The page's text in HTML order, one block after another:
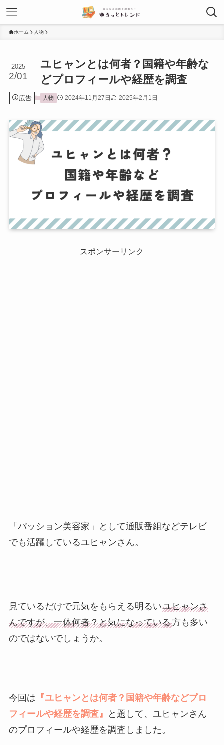
ホーム 人物
ユヒャンとは何者？国籍や年齢な
どプロフィールや経歴を調査
2025
2/01
広告 人物 2024年11月27日 2025年2月1日
スポンサーリンク
「パッション美容家」として通販番組などテレビ
でも活躍しているユヒャンさん。
見ているだけで元気をもらえる明るいユヒャンさ
んですが、一体何者？と気になっている方も多い
のではないでしょうか。
今回は 『ユヒャンとは何者？国籍や年齢などプロ
フィールや経歴を調査』
と題して、ユヒャンさん
のプロフィールや経歴を調査しました。